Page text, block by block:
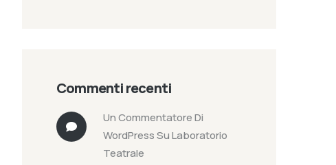
Commenti recenti
Un Commentatore Di
WordPressSuLaboratorio
Teatrale